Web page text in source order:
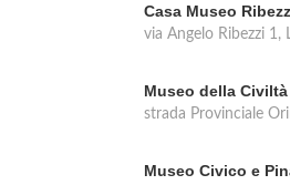
Casa Museo
via Angelo Ribezzi 1,
Museo della
strada Provinciale
Museo Civico e